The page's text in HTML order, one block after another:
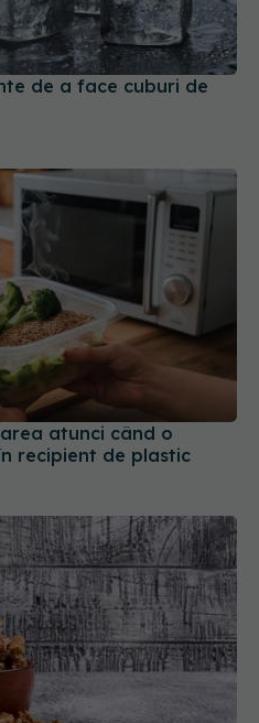
de a face cuburi de
atunci când o
recipient de plastic